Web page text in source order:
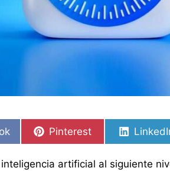
en
Pinterest
en
artificial al siguiente
en
en